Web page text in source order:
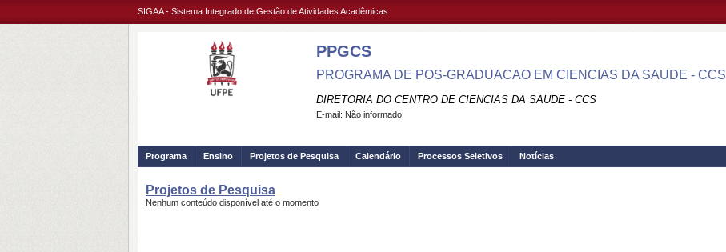
SIGAA - Sistema Integrado de Gestão de Atividades Acadêmicas
PPGCS
PROGRAMA DE POS-GRADUACAO EM CIENCIAS DA SAUDE - CCS
DIRETORIA DO CENTRO DE CIENCIAS DA SAUDE - CCS
E-mail: Não informado
Programa Ensino Projetos de Pesquisa Calendário Processos Seletivos Notícias
Projetos de Pesquisa
Nenhum conteúdo disponível até o momento